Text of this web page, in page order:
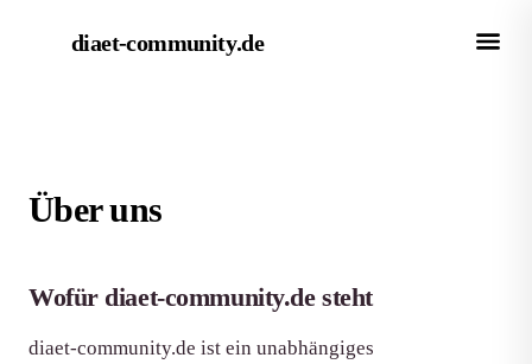
diaet-community.de
Über uns
Wofür diaet-community.de steht
diaet-community.de ist ein unabhängiges